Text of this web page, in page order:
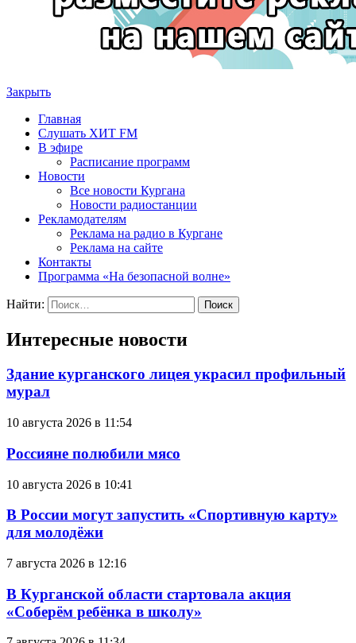
Закрыть
Главная
Слушать ХИТ FM
В эфире
Расписание программ
Новости
Все новости Кургана
Новости радиостанции
Рекламодателям
Реклама на радио в Кургане
Реклама на сайте
Контакты
Программа «На безопасной волне»
Найти:
Интересные новости
Здание курганского лицея украсил профильный
мурал
10 августа 2026 в 11:54
Россияне полюбили мясо
10 августа 2026 в 10:41
В России могут запустить «Спортивную карту»
для молодёжи
7 августа 2026 в 12:16
В Курганской области стартовала акция
«Соберём ребёнка в школу»